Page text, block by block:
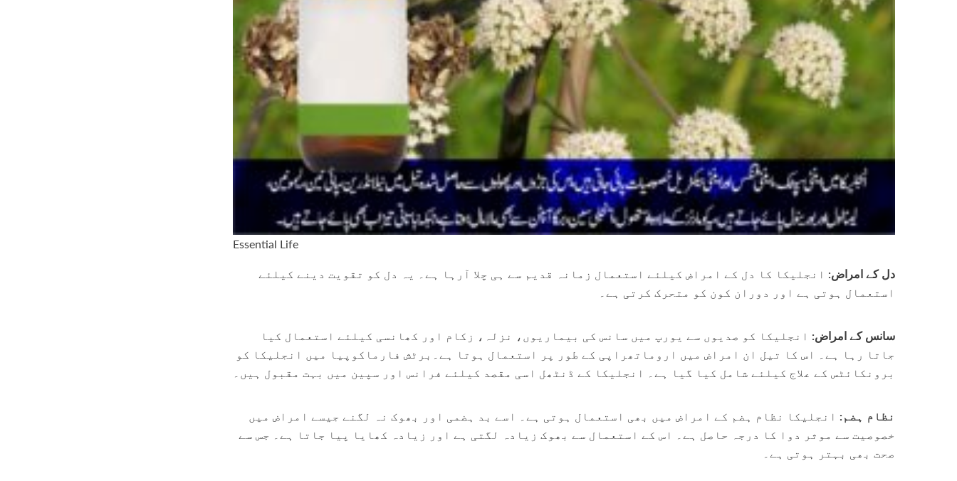
Essential Life
دل کے امراض: انجلیکا کا دل کے امراض کیلئے استعمال زمانہ قدیم سے ہی چلا آرہا ہے۔ یہ دل کو تقویت دینے کیلئے
استعمال ہوتی ہے اور دوران کون کو متحرک کرتی ہے۔
سانس کے امراض: انجلیکا کو صدیوں سے یورپ میں سانس کی بیماریوں، نزلہ، زکام اور کھانسی کیلئے استعمال کیا
جاتا رہا ہے۔ اس کا تیل ان امراض میں اروماتھراپی کے طور پر استعمال ہوتا ہے۔برٹش فارماکوپیا میں انجلیکا کو
برونکائٹس کے علاج کیلئے شامل کیا گیا ہے۔ انجلیکا کے ڈنٹھل اسی مقصد کیلئے فرانس اور سپین میں بہت مقبول ہیں۔
نظام ہضم: انجلیکا نظام ہضم کے امراض میں بھی استعمال ہوتی ہے۔ اسے بد ہضمی اور بھوک نہ لگنے جیسے امراض میں
خصوصیت سے موثر دوا کا درجہ حاصل ہے۔ اس کے استعمال سے بھوک زیادہ لگتی ہے اور زیادہ کھایا پیا جاتا ہے۔ جس سے
صحت بھی بہتر ہوتی ہے۔